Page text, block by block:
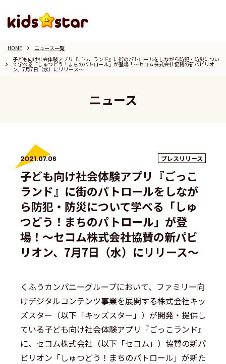
HOME keyboard_arrow_right ニュース一覧
keyboard_arrow_right
子ども向け社会体験アプリ『ごっこランド』に街のパトロールをしながら防犯・防災につい
て学べる「しゅつどう！まちのパトロール」が登場！〜セコム株式会社協賛の新パビリオ
ン、7月7日（水）にリリース〜
ニュース
2021.07.06 プレスリリース
子ども向け社会体験アプリ『ごっこ
ランド』に街のパトロールをしなが
ら防犯・防災について学べる「しゅ
つどう！まちのパトロール」が登
場！〜セコム株式会社協賛の新パビ
リオン、7月7日（水）にリリース〜
くふうカンパニーグループにおいて、ファミリー向
けデジタルコンテンツ事業を展開する株式会社キッ
ズスター（以下「キッズスター」）が開発・提供し
ている子ども向け社会体験アプリ『ごっこランド』
に、セコム株式会社（以下「セコム」）協賛の新パ
ビリオン「しゅつどう！まちのパトロール」が新た